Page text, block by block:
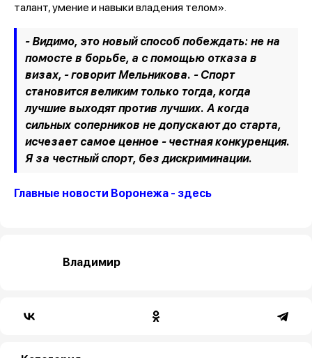
талант, умение и навыки владения телом».
- Видимо, это новый способ побеждать: не на
помосте в борьбе, а с помощью отказа в
визах, - говорит Мельникова. - Спорт
становится великим только тогда, когда
лучшие выходят против лучших. А когда
сильных соперников не допускают до старта,
исчезает самое ценное - честная конкуренция.
Я за честный спорт, без дискриминации.
Главные новости Воронежа - здесь
Владимир